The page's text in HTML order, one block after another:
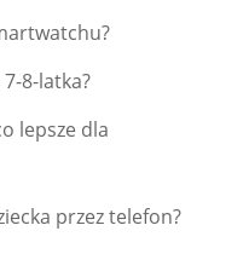
8-latka?
lepsze dla
przez telefon?